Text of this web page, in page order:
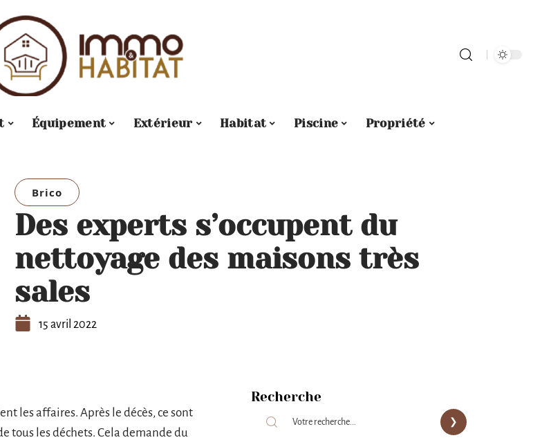
Équipement Extérieur Habitat Piscine Propriété
Brico
Des experts s’occupent du
nettoyage des maisons très
sales
15 avril 2022
les affaires. Après le décès, ce sont
tous les déchets. Cela demande du
Recherche